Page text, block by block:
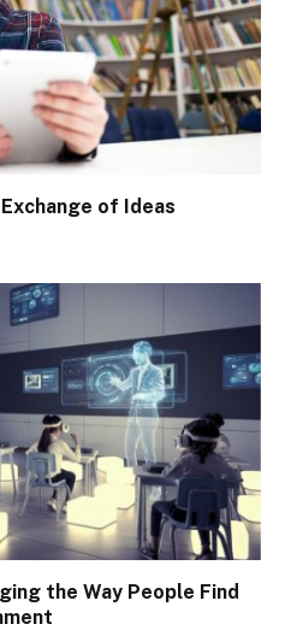
of Ideas
the Way People Find